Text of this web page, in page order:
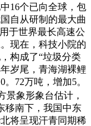
16个已向全球，包
自从研制的最大曲
于世界最长高速公
现在，科技小院的
构成了“垃圾分类
岁尾，青海湖裸鲤
72万吨，增加5。
景象形象台估计，
移南下，我国中东
将呈现汗青同期稀